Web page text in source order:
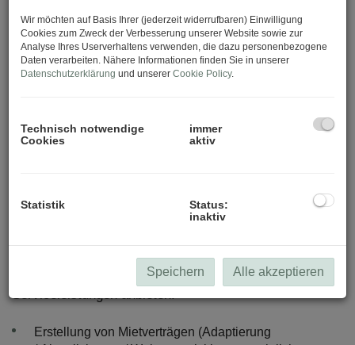
Ihnenkaufmännisch,technischsowie rechtlich
Seite.
Wir gewährleisten eine routinierte nachhaltige
Betreuung und überzeugen mit professionellen
In ganz Österreich.
Eine umfangreiches Leistungsspektrum ist für uns von
großer Bedeutung, daher können wir Ihnen folgende
Erstellung von Mietverträgen (Adaptierung
Wir möchten auf Basis Ihrer (jederzeit widerrufbaren) Einwilligung
Cookies zum Zweck der Verbesserung unserer Website sowie zur
Analyse Ihres Userverhaltens verwenden, die dazu personenbezogene
Daten verarbeiten. Nähere Informationen finden Sie in unserer
Datenschutzerklärung und unserer Cookie Policy.
Technisch notwendige
Cookies
immer
aktiv
Statistik
Status:
inaktiv
Speichern Alle akzeptieren